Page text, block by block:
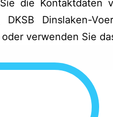
die Kontaktdaten
DKSB Dinslaken-
verwenden Sie